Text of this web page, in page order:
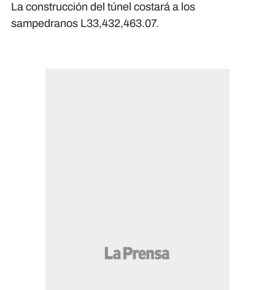
La construcción del túnel costará a los
sampedranos L33,432,463.07.